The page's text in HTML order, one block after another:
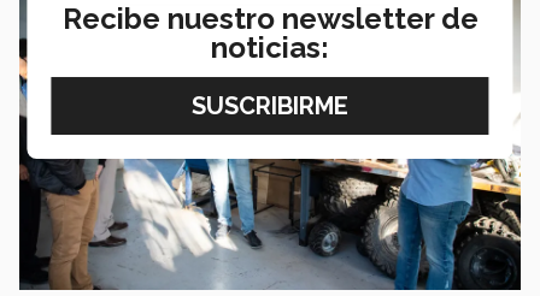
Recibe nuestro newsletter de
noticias: